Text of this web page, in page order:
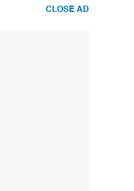
CLOSE AD